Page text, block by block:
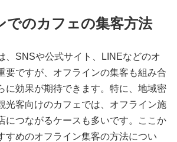
でのカフェの集客方法
、SNSや公式サイト、LINEなどのオ
要ですが、オフラインの集客も組み合
に効果が期待できます。特に、地域密
光客向けのカフェでは、オフライン施
につながるケースも多いです。ここか
すめのオフライン集客の方法につい